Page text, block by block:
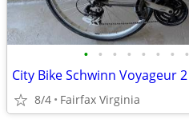
• • • • • • • •
City Bike Schwinn Voyageur 2
8/4 Fairfax Virginia